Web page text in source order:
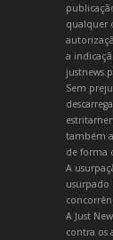
qualquer
a
Sem
também
de forma
A
usurpado
A Just
contra os